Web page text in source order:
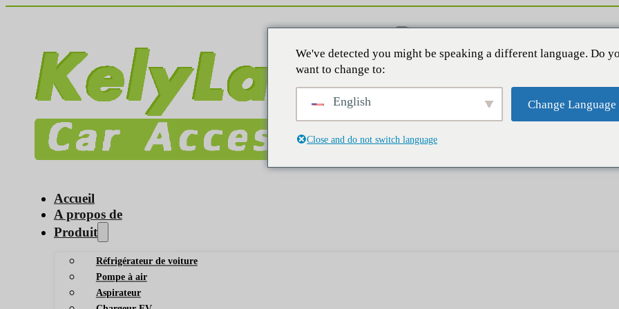
Accueil
A propos de
Produit
Réfrigérateur de voiture
Pompe à air
Aspirateur
We've detected you might be speaking a different language. Do
want to change to:
English Change Language
Close and do not switch language